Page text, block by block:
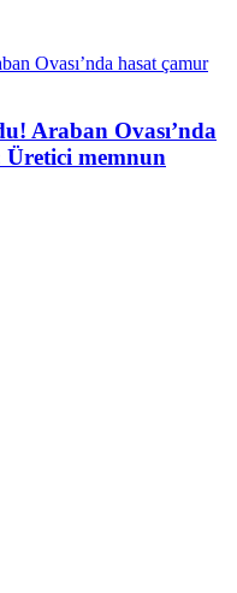
Araban Ovası’nda
Üretici memnun